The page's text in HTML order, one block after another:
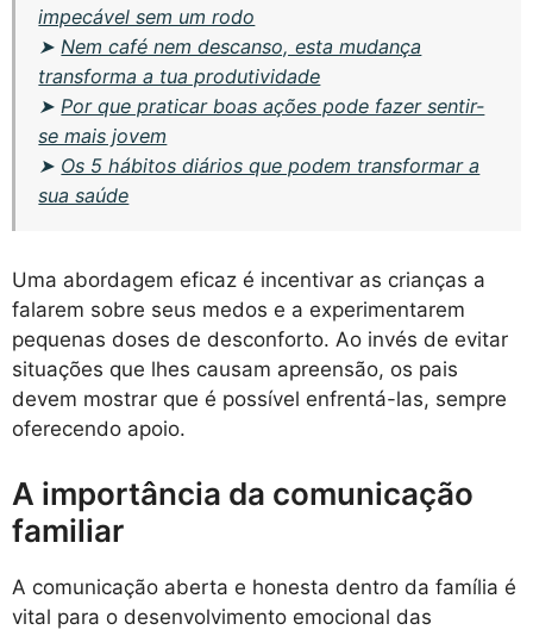
impecável sem um rodo
➤ Nem café nem descanso, esta mudança
transforma a tua produtividade
➤ Por que praticar boas ações pode fazer sentir-
se mais jovem
➤ Os 5 hábitos diários que podem transformar a
sua saúde
Uma abordagem eficaz é incentivar as crianças a
falarem sobre seus medos e a experimentarem
pequenas doses de desconforto. Ao invés de evitar
situações que lhes causam apreensão, os pais
devem mostrar que é possível enfrentá-las, sempre
oferecendo apoio.
A importância da comunicação
familiar
A comunicação aberta e honesta dentro da família é
vital para o desenvolvimento emocional das